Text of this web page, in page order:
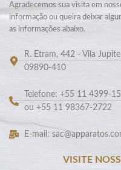
Agradecemos sua visita em
informação ou queira deixar
as informações abaixo.
R. Etram, 442 - Vila
09890-410
Telefone: +55 11 4399-
ou +55 11 98367-2722
E-mail:
VISITE